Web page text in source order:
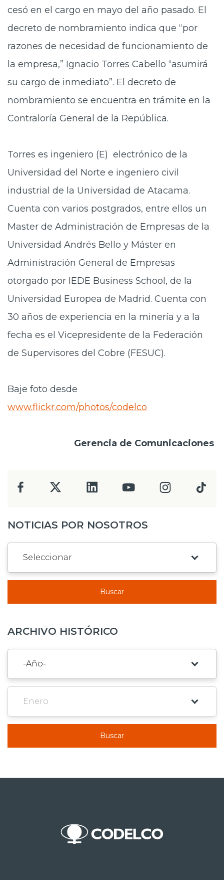
cesó en el cargo en mayo del año pasado. El
decreto de nombramiento indica que “por
razones de necesidad de funcionamiento de
la empresa,” Ignacio Torres Cabello “asumirá
su cargo de inmediato”. El decreto de
nombramiento se encuentra en trámite en la
Contraloría General de la República.
Torres es ingeniero (E) electrónico de la
Universidad del Norte e ingeniero civil
industrial de la Universidad de Atacama.
Cuenta con varios postgrados, entre ellos un
Master de Administración de Empresas de la
Universidad Andrés Bello y Máster en
Administración General de Empresas
otorgado por IEDE Business School, de la
Universidad Europea de Madrid. Cuenta con
30 años de experiencia en la minería y a la
fecha es el Vicepresidente de la Federación
de Supervisores del Cobre (FESUC).
Baje foto desde
www.flickr.com/photos/codelco
Gerencia de Comunicaciones
NOTICIAS POR NOSOTROS
Buscar
ARCHIVO HISTÓRICO
Buscar